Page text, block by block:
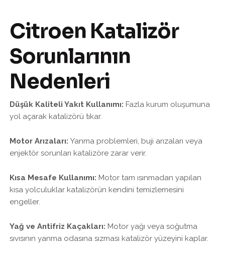
Citroen Katalizör
Sorunlarının
Nedenleri
Düşük Kaliteli Yakıt Kullanımı: Fazla kurum oluşumuna
yol açarak katalizörü tıkar.
Motor Arızaları: Yanma problemleri, buji arızaları veya
enjektör sorunları katalizöre zarar verir.
Kısa Mesafe Kullanımı: Motor tam ısınmadan yapılan
kısa yolculuklar katalizörün kendini temizlemesini
engeller.
Yağ ve Antifriz Kaçakları: Motor yağı veya soğutma
sıvısının yanma odasına sızması katalizör yüzeyini kaplar.